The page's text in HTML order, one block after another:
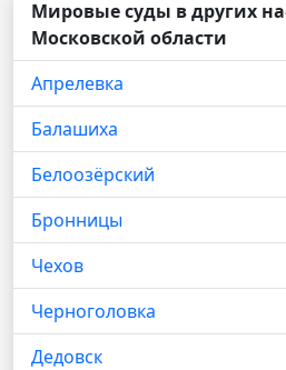
Мировые суды в других
Московской области
Апрелевка
Балашиха
Белоозёрский
Бронницы
Чехов
Черноголовка
Дедовск